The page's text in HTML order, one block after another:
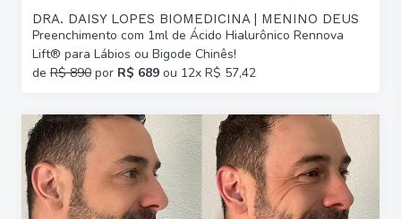
DRA. DAISY LOPES BIOMEDICINA | MENINO DEUS
Preenchimento com 1ml de Ácido Hialurônico Rennova
Lift® para Lábios ou Bigode Chinês!
de R$ 890 por R$ 689 ou 12x R$ 57,42